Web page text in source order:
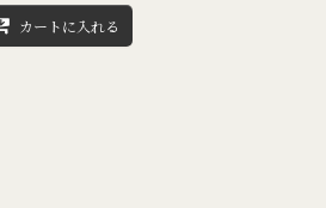
カートに入れる